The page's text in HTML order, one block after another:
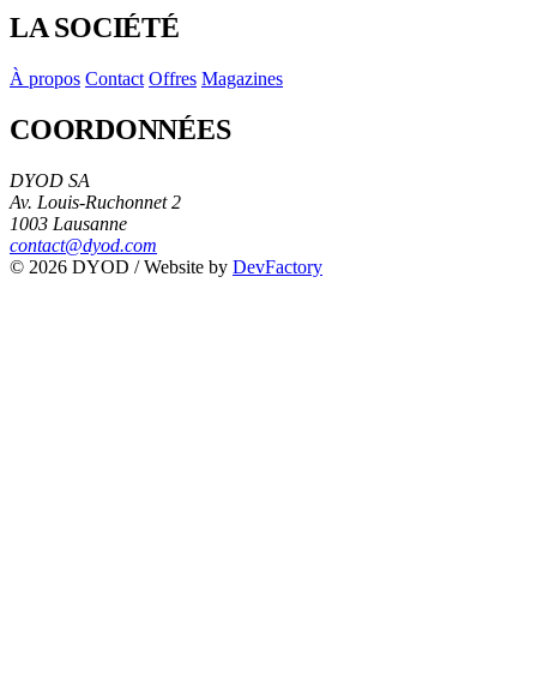
LA SOCIÉTÉ
À propos Contact Offres Magazines
COORDONNÉES
DYOD SA
Av. Louis-Ruchonnet 2
1003 Lausanne
contact@dyod.com
© 2026 DYOD / Website by DevFactory